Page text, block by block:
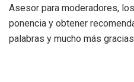
Asesor para moderadores,
ponencia y obtener
palabras y mucho más